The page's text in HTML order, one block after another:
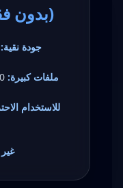
WAV (بدون فقدان للجودة)
جودة نقية:
ملفات كبيرة:
للاستخدام